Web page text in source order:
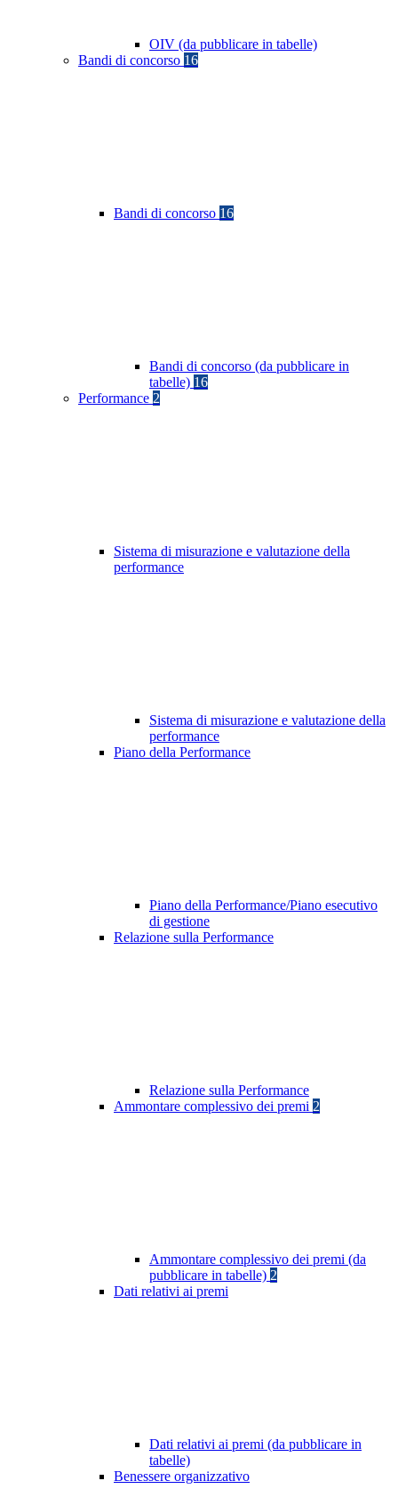
OIV (da pubblicare in tabelle)
Bandi di concorso 16
Bandi di concorso 16
Bandi di concorso (da pubblicare in
tabelle) 16
Performance 2
Sistema di misurazione e valutazione della
performance
Sistema di misurazione e valutazione della
performance
Piano della Performance
Piano della Performance/Piano esecutivo
di gestione
Relazione sulla Performance
Relazione sulla Performance
Ammontare complessivo dei premi 2
Ammontare complessivo dei premi (da
pubblicare in tabelle) 2
Dati relativi ai premi
Dati relativi ai premi (da pubblicare in
tabelle)
Benessere organizzativo